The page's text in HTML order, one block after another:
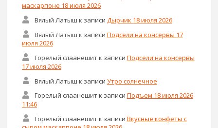
маскарпоне 18 июля 2026
Вялый Латыш к записи Дырчик 18 июля 2026
Вялый Латыш к записи Подсели на консервы 17
июля 2026
Горелый слаанешитк записи Подсели на консервы
17 июля 2026
Вялый Латыш к записи Утро солнечное
Горелый слаанешитк записи Подъем 18 июля 2026
11:46
Горелый слаанешитк записи Вкусные конфеты с